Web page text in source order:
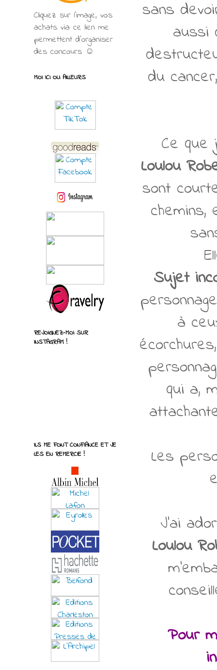
sans
aussi
du
Ce que
Loulou
sont
Sujet
à
qui a,
Les
J'ai
Loulou
Pour
Cliquez sur l'image, vos
achats via ce lien me
permettent d’organiser
des concours ☺
MOI ICI OU AILLEURS
REJOIGNEZ-MOI SUR
INSTAGRAM !
ILS ME FONT CONFIANCE ET JE
LES EN REMERCIE !